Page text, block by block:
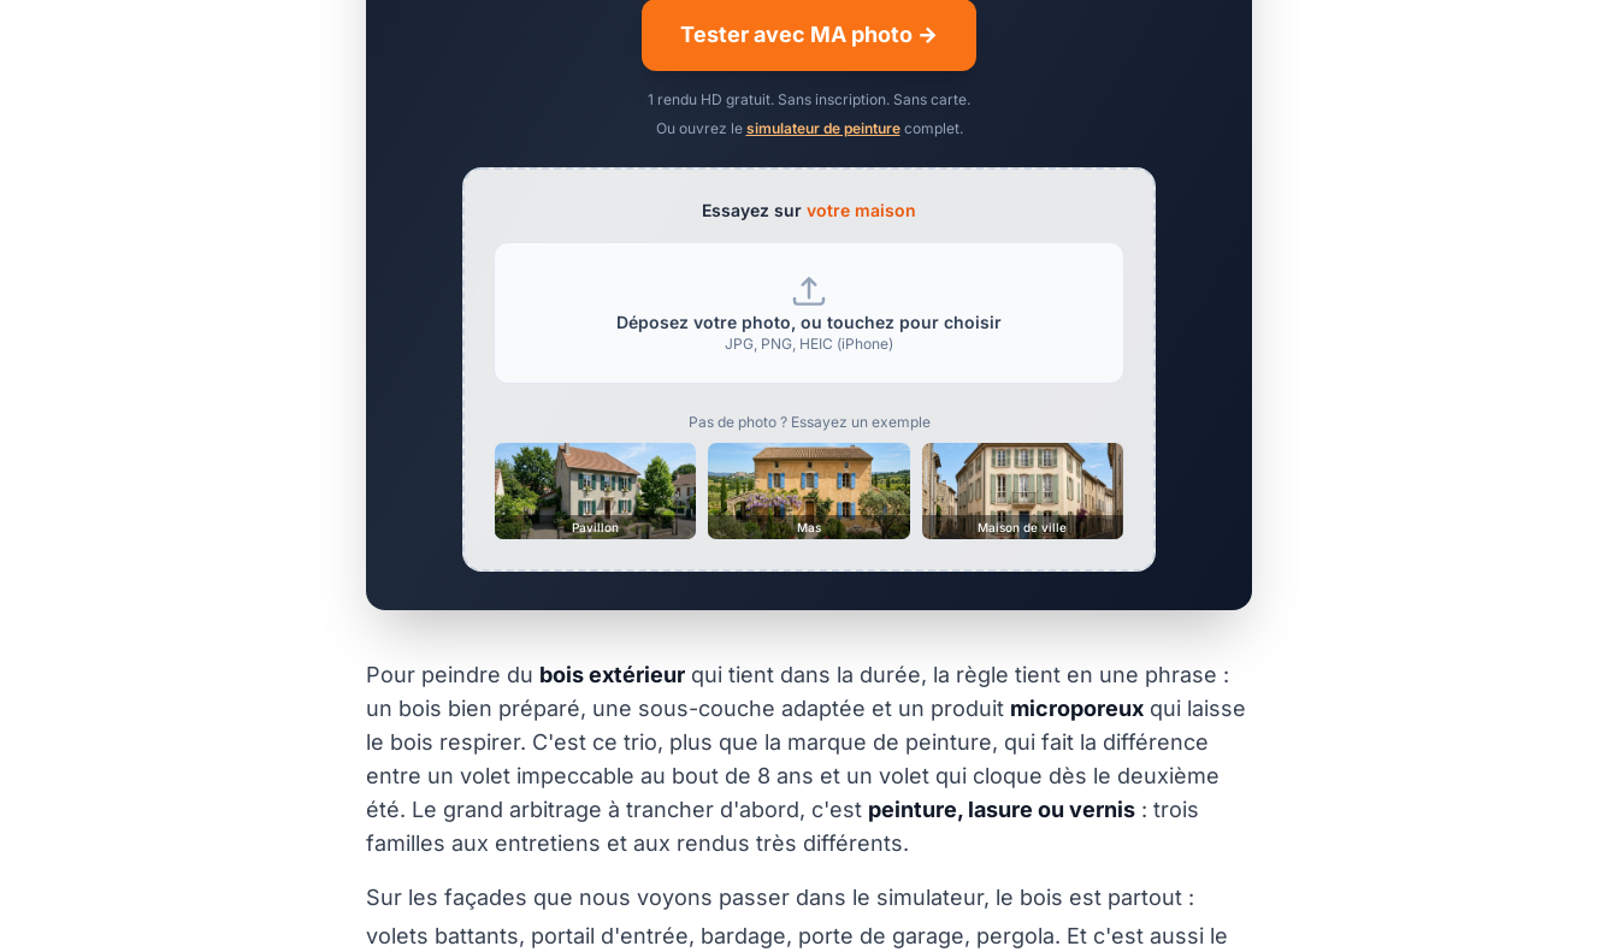
Tester avec MA photo →
1 rendu HD gratuit. Sans inscription. Sans carte.
Ou ouvrez le simulateur de peinturecomplet.
Essayez sur votre maison
Déposez votre photo, ou touchez pour choisir
JPG, PNG, HEIC (iPhone)
Pas de photo ? Essayez un exemple
Pavillon Mas Maison de ville
Pour peindre du bois extérieur qui tient dans la durée, la règle tient en une phrase :
un bois bien préparé, une sous-couche adaptée et un produit microporeux qui laisse
le bois respirer. C'est ce trio, plus que la marque de peinture, qui fait la différence
entre un volet impeccable au bout de 8 ans et un volet qui cloque dès le deuxième
été. Le grand arbitrage à trancher d'abord, c'est peinture, lasure ou vernis : trois
familles aux entretiens et aux rendus très différents.
Sur les façades que nous voyons passer dans le simulateur, le bois est partout :
volets battants, portail d'entrée, bardage, porte de garage, pergola. Et c'est aussi le